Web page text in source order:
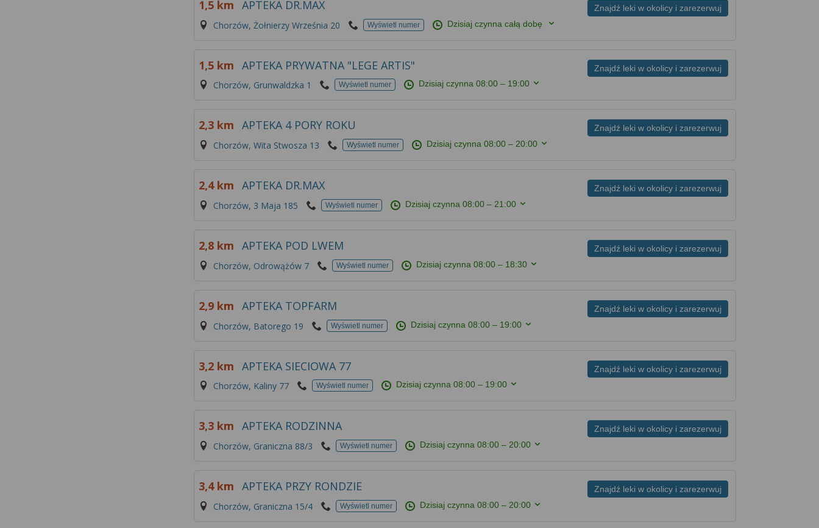
Znajdź leki w okolicy i zarezerwuj
1,5 km APTEKA DR.MAX
Chorzów, Żołnierzy Września 20 Wyświetl numer Dzisiaj czynna całą dobę
Znajdź leki w okolicy i zarezerwuj
1,5 km APTEKA PRYWATNA "LEGE ARTIS"
Chorzów, Grunwaldzka 1 Wyświetl numer Dzisiaj czynna08:00 – 19:00
Znajdź leki w okolicy i zarezerwuj
2,3 km APTEKA 4 PORY ROKU
Chorzów, Wita Stwosza 13 Wyświetl numer Dzisiaj czynna08:00 – 20:00
Znajdź leki w okolicy i zarezerwuj
2,4 km APTEKA DR.MAX
Chorzów, 3 Maja 185 Wyświetl numer Dzisiaj czynna08:00 – 21:00
Znajdź leki w okolicy i zarezerwuj
2,8 km APTEKA POD LWEM
Chorzów, Odrowążów 7 Wyświetl numer Dzisiaj czynna08:00 – 18:30
Znajdź leki w okolicy i zarezerwuj
2,9 km APTEKA TOPFARM
Chorzów, Batorego 19 Wyświetl numer Dzisiaj czynna08:00 – 19:00
Znajdź leki w okolicy i zarezerwuj
3,2 km APTEKA SIECIOWA 77
Chorzów, Kaliny 77 Wyświetl numer Dzisiaj czynna08:00 – 19:00
Znajdź leki w okolicy i zarezerwuj
3,3 km APTEKA RODZINNA
Chorzów, Graniczna 88/3 Wyświetl numer Dzisiaj czynna08:00 – 20:00
Znajdź leki w okolicy i zarezerwuj
3,4 km APTEKA PRZY RONDZIE
Chorzów, Graniczna 15/4 Wyświetl numer Dzisiaj czynna08:00 – 20:00